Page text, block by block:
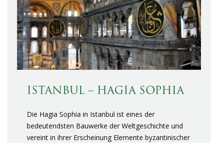
ISTANBUL – HAGIA SOPHIA
Die Hagia Sophia in Istanbul ist eines der
bedeutendsten Bauwerke der Weltgeschichte und
vereint in ihrer Erscheinung Elemente byzantinischer